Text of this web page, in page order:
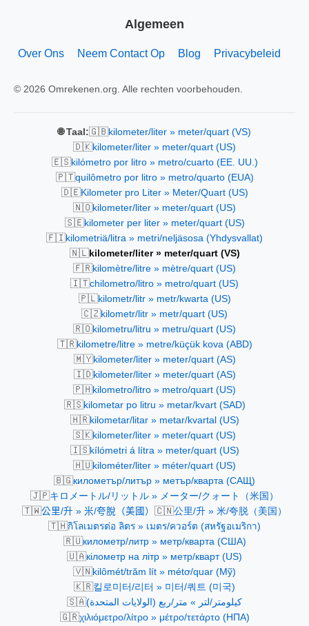
Algemeen
Over Ons Neem Contact Op Blog Privacybeleid
© 2026 Omrekenen.org. Alle rechten voorbehouden.
🌐 Taal:🇬🇧kilometer/liter » meter/quart (VS)
🇩🇰kilometer/liter » meter/quart (US)
🇪🇸kilómetro por litro » metro/cuarto (EE. UU.)
🇵🇹quilômetro por litro » metro/quarto (EUA)
🇩🇪Kilometer pro Liter » Meter/Quart (US)
🇳🇴kilometer/liter » meter/quart (US)
🇸🇪kilometer per liter » meter/quart (US)
🇫🇮kilometriä/litra » metri/neljäsosa (Yhdysvallat)
🇳🇱kilometer/liter » meter/quart (VS)
🇫🇷kilomètre/litre » mètre/quart (US)
🇮🇹chilometro/litro » metro/quart (US)
🇵🇱kilometr/litr » metr/kwarta (US)
🇨🇿kilometr/litr » metr/quart (US)
🇷🇴kilometru/litru » metru/quart (US)
🇹🇷kilometre/litre » metre/küçük kova (ABD)
🇲🇾kilometer/liter » meter/quart (AS)
🇮🇩kilometer/liter » meter/quart (AS)
🇵🇭kilometro/litro » metro/quart (US)
🇷🇸kilometar po litru » metar/kvart (SAD)
🇭🇷kilometar/litar » metar/kvartal (US)
🇸🇰kilometer/liter » meter/quart (US)
🇮🇸kílómetri á lítra » meter/quart (US)
🇭🇺kilométer/liter » méter/quart (US)
🇧🇬километър/литър » метър/кварта (САЩ)
🇯🇵キロメートル/リットル » メーター/クォート（米国）
🇹🇼公里/升 » 米/夸脫（美國） 🇨🇳公里/升 » 米/夸脱（美国）
🇹🇭กิโลเมตรต่อ ลิตร » เมตร/ควอร์ต (สหรัฐอเมริกา)
🇷🇺километр/литр » метр/кварта (США)
🇺🇦кілометр на літр » метр/кварт (US)
🇻🇳kilômét/trăm lít » métơ/quar (Mỹ)
🇰🇷킬로미터/리터 » 미터/쿼트 (미국)
🇸🇦كيلومتر/لتر » متر/ربع (الولايات المتحدة)
🇬🇷χιλιόμετρο/λίτρο » μέτρο/τετάρτο (ΗΠΑ)